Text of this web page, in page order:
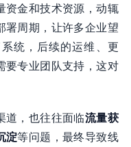
资金和技术资源，动辄
署周期，让许多企业望
统，后续的运维、更
要专业团队支持，这对
道，也往往面临流量获
淀等问题，最终导致线